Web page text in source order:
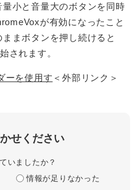
量小と音量大のボタンを同時
が有効になったこと
まボタンを押し続けると
されます。
ーを使用す ＜外部リンク＞
せください
いましたか？
情報が足りなかった